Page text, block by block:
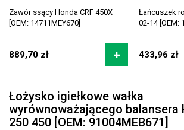
Zawór ssący Honda CRF 450X
[OEM: 14711MEY670]
889,70 zł
Łańcuszek
02-14 [OEM:
433,96 zł
Łożysko igiełkowe wałka
wyrównoważającego balansera
250 450 [OEM: 91004MEB671]